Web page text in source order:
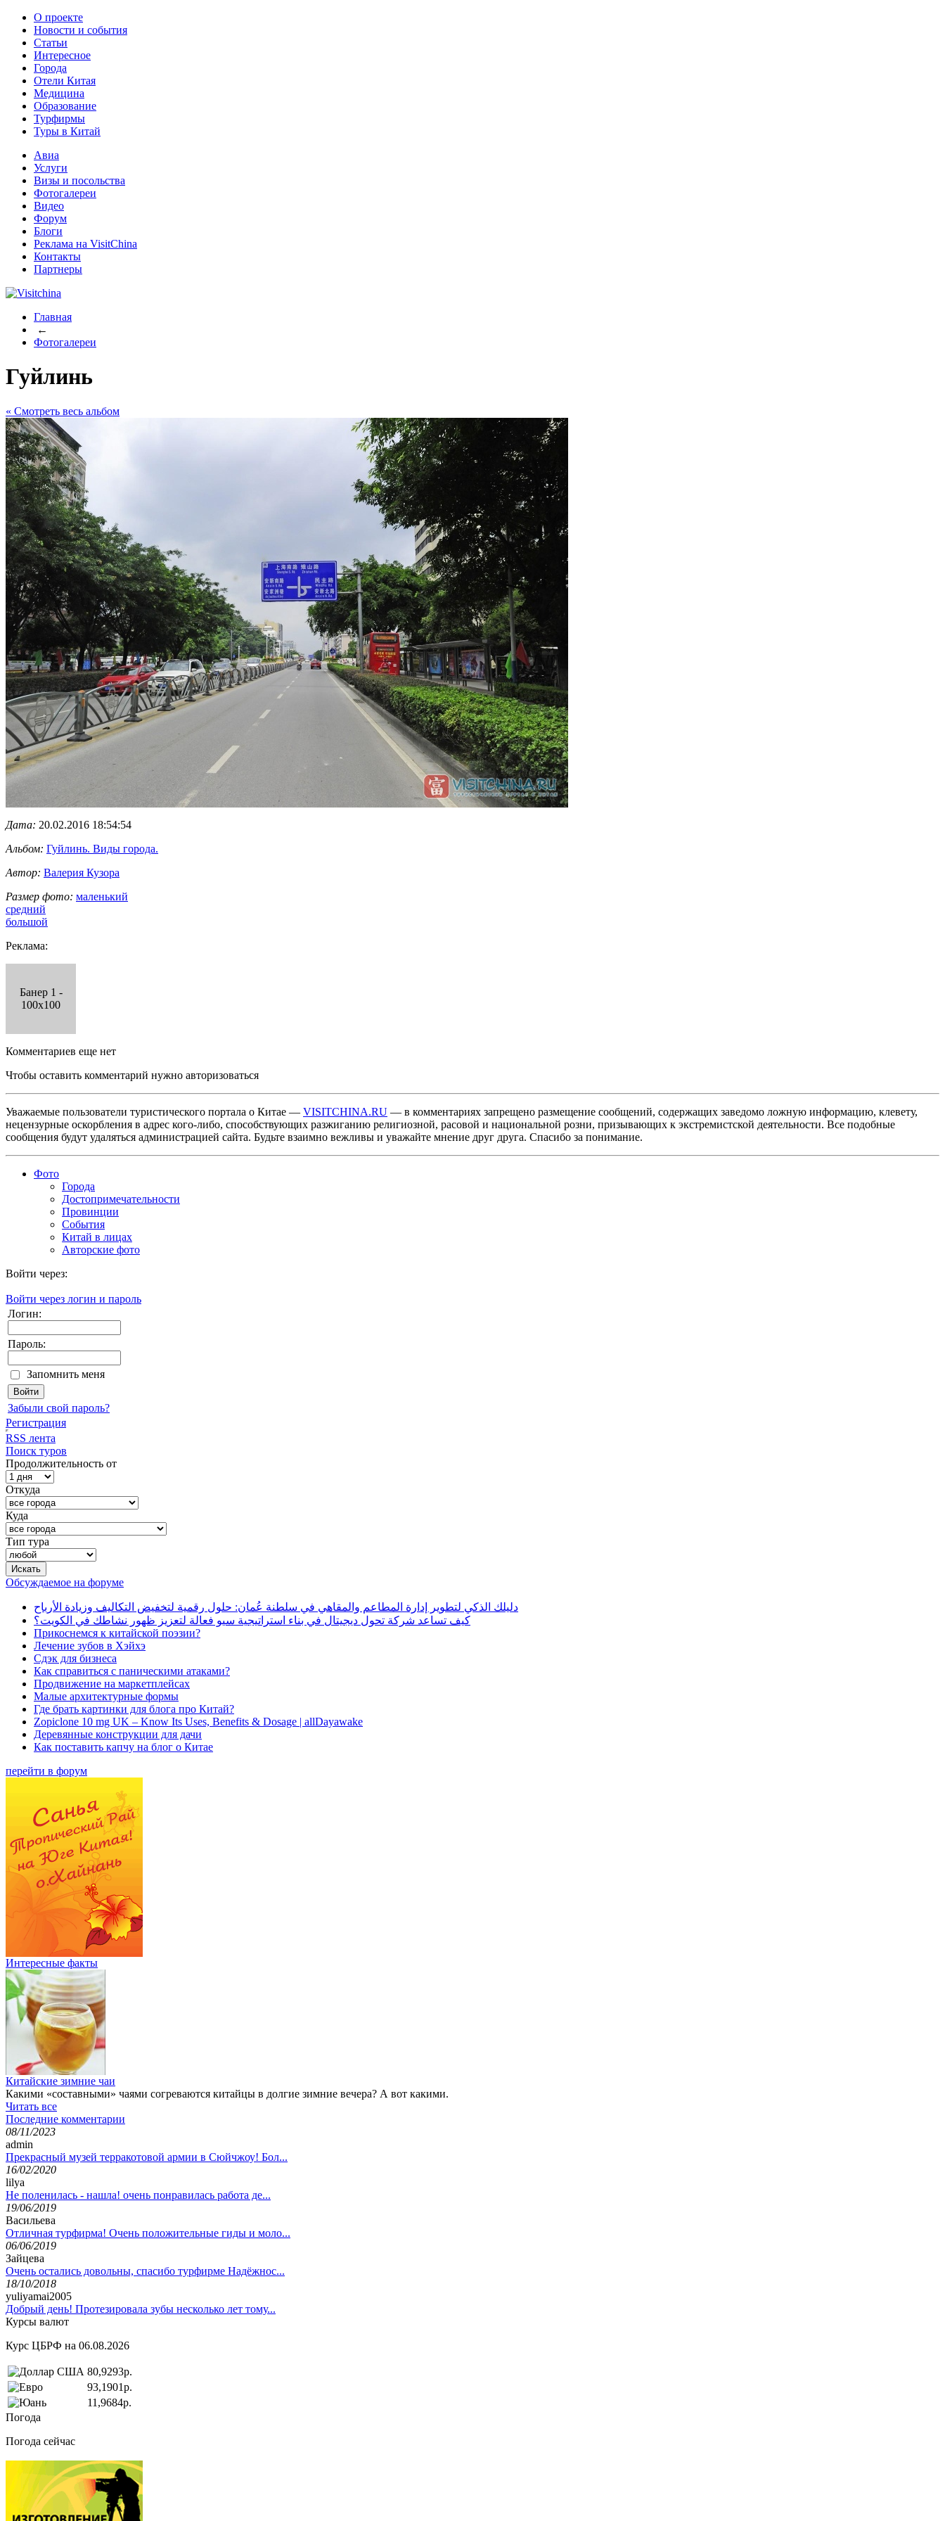
О проекте
Новости и события
Статьи
Интересное
Города
Отели Китая
Медицина
Образование
Турфирмы
Туры в Китай
Авиа
Услуги
Визы и посольства
Фотогалереи
Видео
Форум
Блоги
Реклама на VisitChina
Контакты
Партнеры
Главная
←
Фотогалереи
Гуйлинь
« Cмотреть весь альбом
Дата: 20.02.2016 18:54:54
Альбом: Гуйлинь. Виды города.
Автор: Валерия Кузора
Размер фото: маленький
средний
большой
Реклама:
Банер 1 -
100x100
Комментариев еще нет
Чтобы оставить комментарий нужно авторизоваться
Уважаемые пользователи туристического портала о Китае — VISITCHINA.RU — в комментариях запрещено размещение сообщений, содержащих заведомо ложную информацию, клевету,
нецензурные оскорбления в адрес кого-либо, способствующих разжиганию религиозной, расовой и национальной розни, призывающих к экстремистской деятельности. Все подобные
сообщения будут удаляться администрацией сайта. Будьте взаимно вежливы и уважайте мнение друг друга. Спасибо за понимание.
Фото
Города
Достопримечательности
Провинции
События
Китай в лицах
Авторские фото
Войти через:
Войти через логин и пароль
Логин:
Пароль:
Запомнить меня
Забыли свой пароль?
Регистрация
RSS лента
Поиск туров
Продолжительность от
Откуда
Куда
Тип тура
Обсуждаемое на форуме
دليلك الذكي لتطوير إدارة المطاعم والمقاهي في سلطنة عُمان: حلول رقمية لتخفيض التكاليف وزيادة الأرباح
كيف تساعد شركة تحول ديجيتال في بناء استراتيجية سيو فعالة لتعزيز ظهور نشاطك في الكويت؟
Прикоснемся к китайской поэзии?
Лечение зубов в Хэйхэ
Сдэк для бизнеса
Как справиться с паническими атаками?
Продвижение на маркетплейсах
Малые архитектурные формы
Где брать картинки для блога про Китай?
Zopiclone 10 mg UK – Know Its Uses, Benefits & Dosage | allDayawake
Деревянные конструкции для дачи
Как поставить капчу на блог о Китае
перейти в форум
Интересные факты
Китайские зимние чаи
Какими «составными» чаями согреваются китайцы в долгие зимние вечера? А вот какими.
Читать все
Последние комментарии
08/11/2023
admin
Прекрасный музей терракотовой армии в Сюйчжоу! Бол...
16/02/2020
lilya
Не поленилась - нашла! очень понравилась работа де...
19/06/2019
Васильева
Отличная турфирма! Очень положительные гиды и моло...
06/06/2019
Зайцева
Очень остались довольны, спасибо турфирме Надёжнос...
18/10/2018
yuliyamai2005
Добрый день! Протезировала зубы несколько лет тому...
Курсы валют
Курс ЦБРФ на 06.08.2026
80,9293р.
93,1901р.
11,9684р.
Погода
Погода сейчас